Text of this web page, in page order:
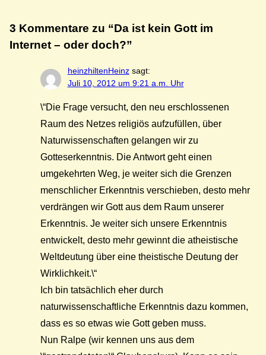
3 Kommentare zu “Da ist kein Gott im
Internet – oder doch?”
heinzhiltenHeinz sagt:
Juli 10, 2012 um 9:21 a.m. Uhr
\“Die Frage versucht, den neu erschlossenen
Raum des Netzes religiös aufzufüllen, über
Naturwissenschaften gelangen wir zu
Gotteserkenntnis. Die Antwort geht einen
umgekehrten Weg, je weiter sich die Grenzen
menschlicher Erkenntnis verschieben, desto mehr
verdrängen wir Gott aus dem Raum unserer
Erkenntnis. Je weiter sich unsere Erkenntnis
entwickelt, desto mehr gewinnt die atheistische
Weltdeutung über eine theistische Deutung der
Wirklichkeit.\“
Ich bin tatsächlich eher durch
naturwissenschaftliche Erkenntnis dazu kommen,
dass es so etwas wie Gott geben muss.
Nun Ralpe (wir kennen uns aus dem